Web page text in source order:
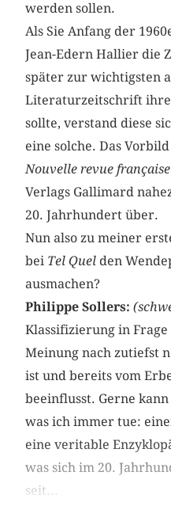
werden sollen.
Als Sie Anfang der
Jean-Edern Hallier die
später zur wichtigsten
Literaturzeitschrift
sollte, verstand diese
eine solche. Das
Nouvelle revue
Verlags Gallimard
20. Jahrhundert über.
Nun also zu meiner
bei Tel Quel den
ausmachen?
Philippe Sollers:
Klassifizierung in
Meinung nach zutiefst
ist und bereits vom
beeinflusst. Gerne
was ich immer tue:
eine veritable
was sich im 20.
seit...